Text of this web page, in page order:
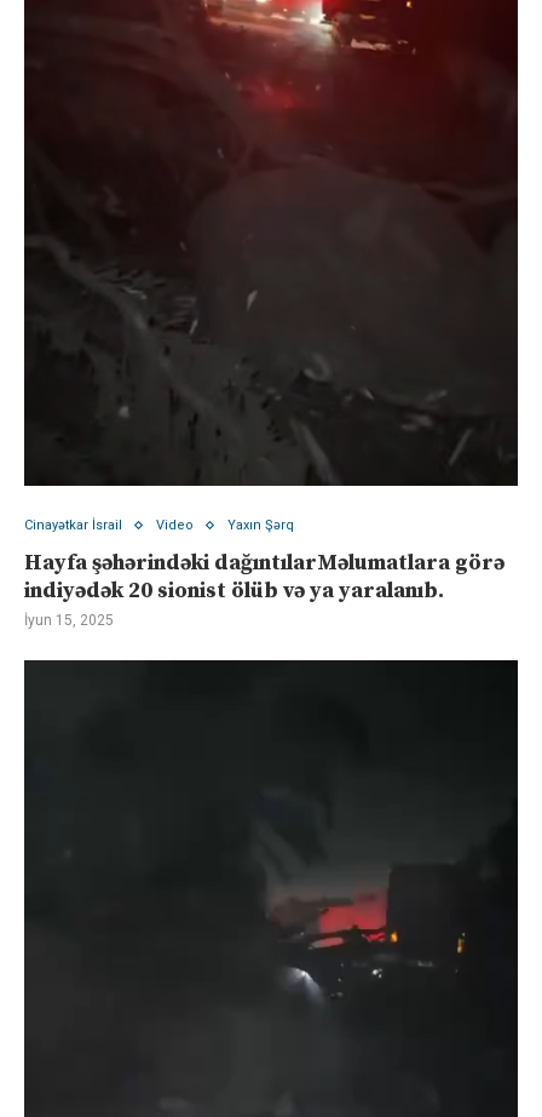
Cinayətkar İsrail Video Yaxın Şərq
Hayfa şəhərindəki dağıntılarMəlumatlara görə
indiyədək 20 sionist ölüb və ya yaralanıb.
İyun 15, 2025